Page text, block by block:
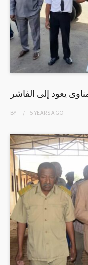
يعود إلى الفاشر
BY 5 YEARSAGO